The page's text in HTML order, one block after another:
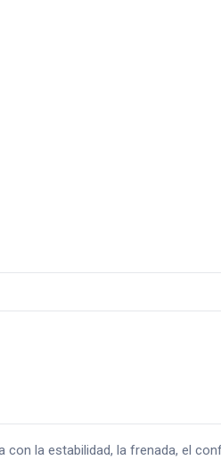
con la estabilidad, la frenada, el